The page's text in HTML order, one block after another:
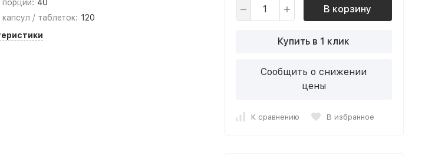
порций: 40
/ таблеток: 120
В корзину
Купить в 1 клик
Сообщить о снижении
цены
К сравнению В избранное